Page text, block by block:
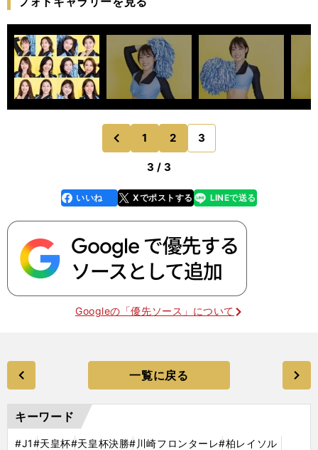
前
のページへ
1 2 3
3 / 3
faceboo
k
いいね Xでポストする
line LINEで送る
Googleの「優先ソース」について
一覧に戻る
キーワード
#J1#天皇杯#天皇杯決勝#川崎フロンターレ#柏レイソル